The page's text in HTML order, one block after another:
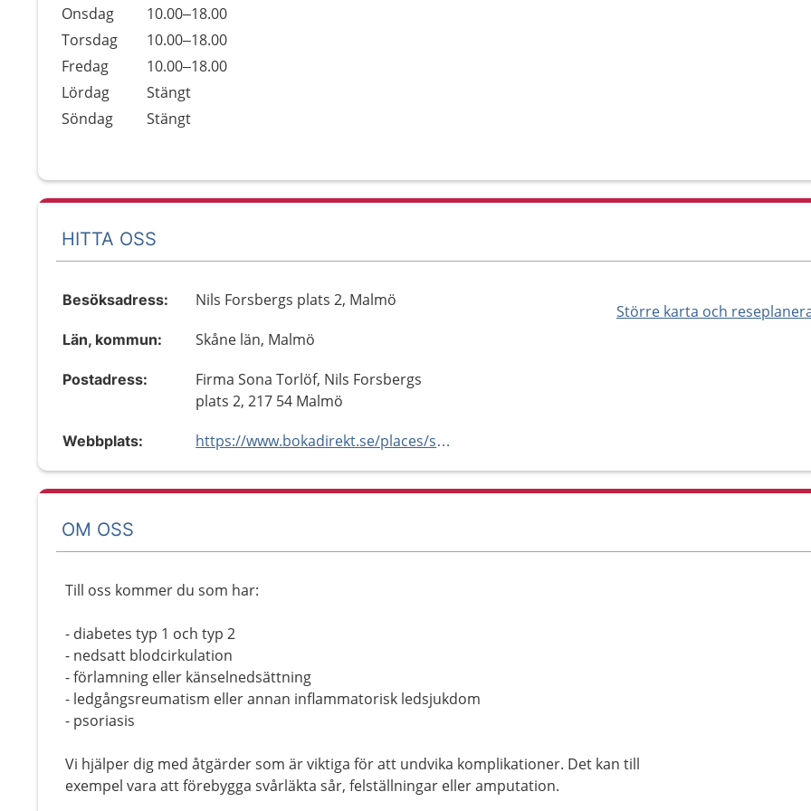
Onsdag
10.00–18.00
Torsdag
10.00–18.00
Fredag
10.00–18.00
Lördag
Stängt
Söndag
Stängt
HITTA OSS
Större karta och
Besöksadress: Nils Forsbergs plats 2, Malmö
Län, kommun: Skåne län, Malmö
Postadress:
Firma Sona Torlöf, Nils Forsbergs
plats 2, 217 54 Malmö
Webbplats: https://www.bokadirekt.se/places/sona-torl%C3%B6f-ett-steg-p%C3%A5-v%C3%A4gen-19967
OM OSS
Till oss kommer du som har:
- diabetes typ 1 och typ 2
- nedsatt blodcirkulation
- förlamning eller känselnedsättning
- ledgångsreumatism eller annan inflammatorisk ledsjukdom
- psoriasis
Vi hjälper dig med åtgärder som är viktiga för att undvika komplikationer. Det kan till
exempel vara att förebygga svårläkta sår, felställningar eller amputation.